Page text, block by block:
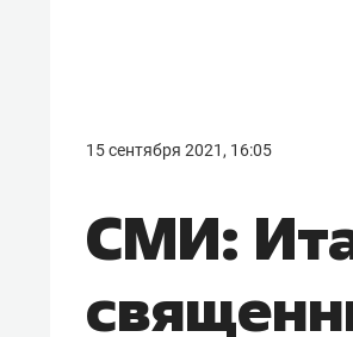
15 сентября 2021, 16:05
СМИ: